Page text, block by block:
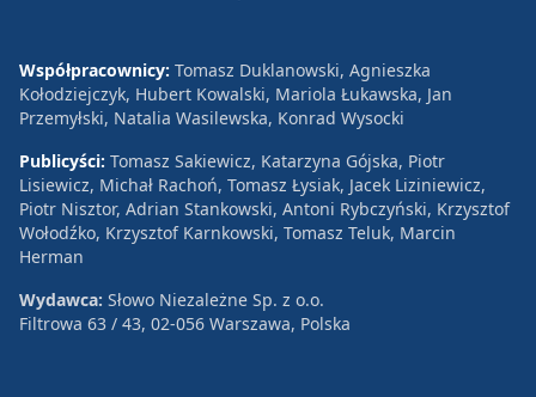
Współpracownicy: Tomasz Duklanowski, Agnieszka
Kołodziejczyk, Hubert Kowalski, Mariola Łukawska, Jan
Przemyłski, Natalia Wasilewska, Konrad Wysocki
Publicyści: Tomasz Sakiewicz, Katarzyna Gójska, Piotr
Lisiewicz, Michał Rachoń, Tomasz Łysiak, Jacek Liziniewicz,
Piotr Nisztor, Adrian Stankowski, Antoni Rybczyński, Krzysztof
Wołodźko, Krzysztof Karnkowski, Tomasz Teluk, Marcin
Herman
Wydawca: Słowo Niezależne Sp. z o.o.
Filtrowa 63 / 43, 02-056 Warszawa, Polska